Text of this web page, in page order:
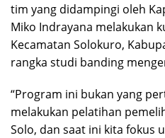
tim yang didampingi oleh
Miko Indrayana melakukan
Kecamatan Solokuro,
rangka studi banding
“Program ini bukan yang
melakukan pelatihan
Solo, dan saat ini kita fokus